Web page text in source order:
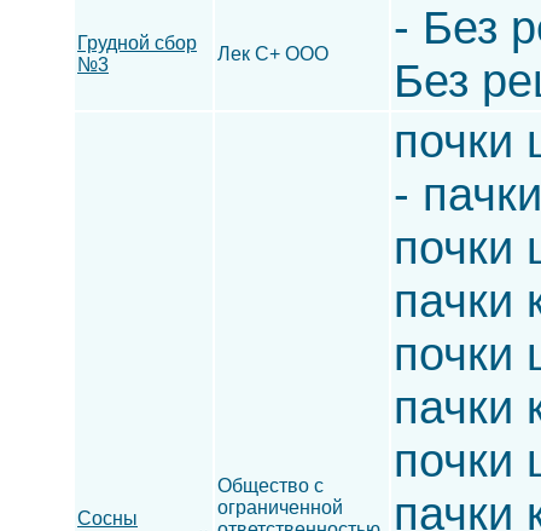
Грудной сбор
№3
Лек С+ ООО
- Без
Без
Сосны
Общество с
ограниченной
почки
-
почки
пачки
почки
пачки
почки
пачки